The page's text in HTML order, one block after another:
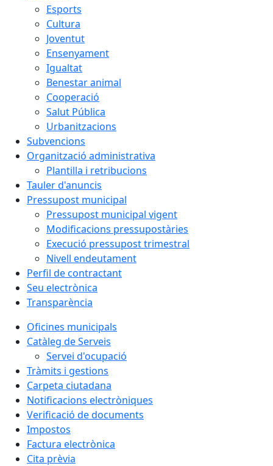
Esports
Cultura
Joventut
Ensenyament
Igualtat
Benestar animal
Cooperació
Salut Pública
Urbanitzacions
Subvencions
Organització administrativa
Plantilla i retribucions
Tauler d'anuncis
Pressupost municipal
Pressupost municipal vigent
Modificacions pressupostàries
Execució pressupost trimestral
Nivell endeutament
Perfil de contractant
Seu electrònica
Transparència
Oficines municipals
Catàleg de Serveis
Servei d'ocupació
Tràmits i gestions
Carpeta ciutadana
Notificacions electròniques
Verificació de documents
Impostos
Factura electrònica
Cita prèvia